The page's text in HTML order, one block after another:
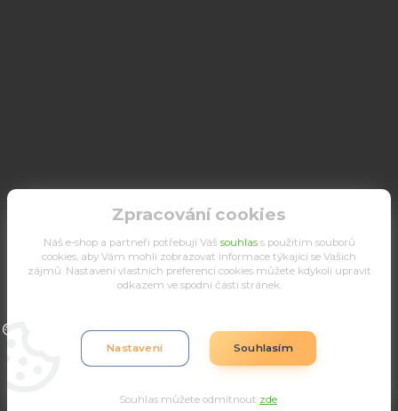
Upravit sběr cookies.
Eshop-rychle.cz
Zpracování cookies
Náš e-shop a partneři potřebují Váš souhlass použitím souborů
cookies, aby Vám mohli zobrazovat informace týkající se Vašich
zájmů. Nastavení vlastních preferencí cookies můžete kdykoli upravit
odkazem ve spodní části stránek.
Nastavení Souhlasím
Souhlas můžete odmítnout zde.